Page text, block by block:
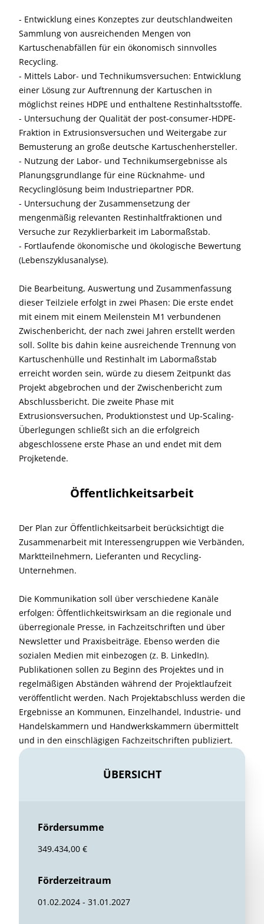
- Entwicklung eines Konzeptes zur deutschlandweiten
Sammlung von ausreichenden Mengen von
Kartuschenabfällen für ein ökonomisch sinnvolles
Recycling.
- Mittels Labor- und Technikumsversuchen: Entwicklung
einer Lösung zur Auftrennung der Kartuschen in
möglichst reines HDPE und enthaltene Restinhaltsstoffe.
- Untersuchung der Qualität der post-consumer-HDPE-
Fraktion in Extrusionsversuchen und Weitergabe zur
Bemusterung an große deutsche Kartuschenhersteller.
- Nutzung der Labor- und Technikumsergebnisse als
Planungsgrundlange für eine Rücknahme- und
Recyclinglösung beim Industriepartner PDR.
- Untersuchung der Zusammensetzung der
mengenmäßig relevanten Restinhaltfraktionen und
Versuche zur Rezyklierbarkeit im Labormaßstab.
- Fortlaufende ökonomische und ökologische Bewertung
(Lebenszyklusanalyse).
Die Bearbeitung, Auswertung und Zusammenfassung
dieser Teilziele erfolgt in zwei Phasen: Die erste endet
mit einem mit einem Meilenstein M1 verbundenen
Zwischenbericht, der nach zwei Jahren erstellt werden
soll. Sollte bis dahin keine ausreichende Trennung von
Kartuschenhülle und Restinhalt im Labormaßstab
erreicht worden sein, würde zu diesem Zeitpunkt das
Projekt abgebrochen und der Zwischenbericht zum
Abschlussbericht. Die zweite Phase mit
Extrusionsversuchen, Produktionstest und Up-Scaling-
Überlegungen schließt sich an die erfolgreich
abgeschlossene erste Phase an und endet mit dem
Projketende.
Öffentlichkeitsarbeit
Der Plan zur Öffentlichkeitsarbeit berücksichtigt die
Zusammenarbeit mit Interessengruppen wie Verbänden,
Marktteilnehmern, Lieferanten und Recycling-
Unternehmen.
Die Kommunikation soll über verschiedene Kanäle
erfolgen: Öffentlichkeitswirksam an die regionale und
überregionale Presse, in Fachzeitschriften und über
Newsletter und Praxisbeiträge. Ebenso werden die
sozialen Medien mit einbezogen (z. B. LinkedIn).
Publikationen sollen zu Beginn des Projektes und in
regelmäßigen Abständen während der Projektlaufzeit
veröffentlicht werden. Nach Projektabschluss werden die
Ergebnisse an Kommunen, Einzelhandel, Industrie- und
Handelskammern und Handwerkskammern übermittelt
und in den einschlägigen Fachzeitschriften publiziert.
ÜBERSICHT
Fördersumme
349.434,00 €
Förderzeitraum
01.02.2024 - 31.01.2027